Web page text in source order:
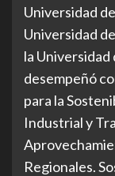
Universidad
Universidad
la
desempeñó
para la
Industrial y
Regionales.